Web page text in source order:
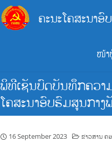
ຄະນະໂຄສະນາ
ໜ້າ
ພິທີເຊັນບົດບັນທຶກຄວາ
ໂຄສະນາອົບຮົມສູນກາງ
16 September 2023 ຂ່າວສານ ຄ